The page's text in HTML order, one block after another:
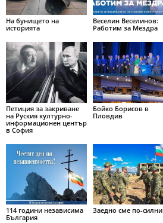
На бунището на
историята
Веселин Веселинов:
Работим за Мездра
Петиция за закриване
на Руския културно-
информационен център
в София
Бойко Борисов в
Пловдив
114 години независима
България
Заедно сме по-силни